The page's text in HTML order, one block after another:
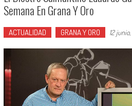
Semana En Grana Y Oro
ACTUALIDAD GRANA Y ORO 12